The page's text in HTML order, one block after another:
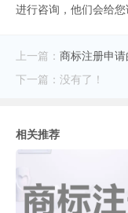
进行咨询，他们会给
上一篇： 商标注册申请
下一篇：没有了！
相关推荐